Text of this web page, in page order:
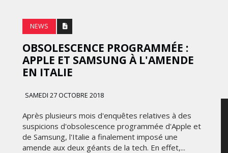
NEWS
OBSOLESCENCE PROGRAMMÉE :
APPLE ET SAMSUNG À L'AMENDE
EN ITALIE
SAMEDI 27 OCTOBRE 2018
Après plusieurs mois d'enquêtes relatives à des
suspicions d'obsolescence programmée d'Apple et
de Samsung, l'Italie a finalement imposé une
amende aux deux géants de la tech. En effet,...
RÉINVENTER L’EXPÉRIENCE DU
MARIAGE
JEUDI 6 AOÛT 2026